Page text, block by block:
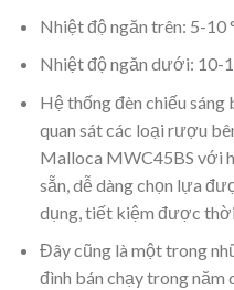
Nhiệt độ ngăn trên: 5-10
Nhiệt độ ngăn dưới: 10-
Hệ thống đèn chiếu
quan sát các loại rượu
Malloca MWC45BS với
sẵn, dễ dàng chọn lựa
dụng, tiết kiệm được thời
Đây cũng là một trong
đình bán chạy trong năm